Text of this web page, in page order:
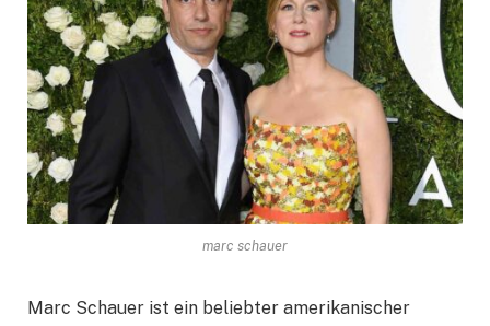
marc schauer
Marc Schauer ist ein beliebter amerikanischer